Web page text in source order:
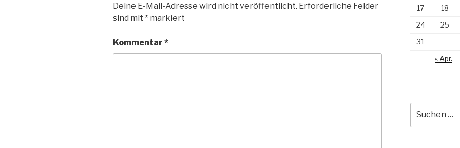
Deine E-Mail-Adresse wird nicht veröffentlicht. Erforderliche Felder
sind mit * markiert
Kommentar *
17
18
24
25
31
« Apr.
nach: